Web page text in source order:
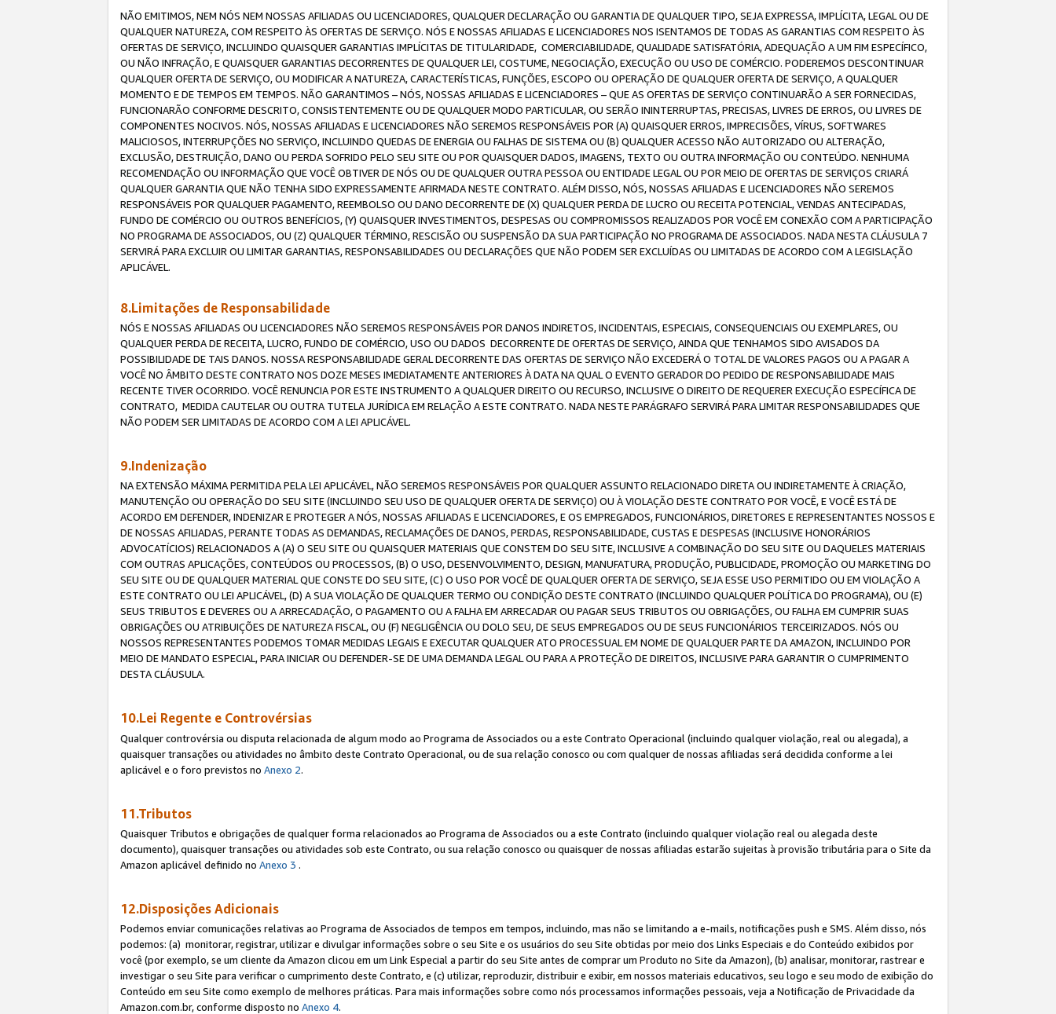
NÃO EMITIMOS, NEM NÓS NEM NOSSAS AFILIADAS OU LICENCIADORES, QUALQUER DECLARAÇÃO OU GARANTIA DE QUALQUER TIPO, SEJA EXPRESSA, IMPLÍCITA, LEGAL OU DE
QUALQUER NATUREZA, COM RESPEITO ÀS OFERTAS DE SERVIÇO. NÓS E NOSSAS AFILIADAS E LICENCIADORES NOS ISENTAMOS DE TODAS AS GARANTIAS COM RESPEITO ÀS
OFERTAS DE SERVIÇO, INCLUINDO QUAISQUER GARANTIAS IMPLÍCITAS DE TITULARIDADE, COMERCIABILIDADE, QUALIDADE SATISFATÓRIA, ADEQUAÇÃO A UM FIM ESPECÍFICO,
OU NÃO INFRAÇÃO, E QUAISQUER GARANTIAS DECORRENTES DE QUALQUER LEI, COSTUME, NEGOCIAÇÃO, EXECUÇÃO OU USO DE COMÉRCIO. PODEREMOS DESCONTINUAR
QUALQUER OFERTA DE SERVIÇO, OU MODIFICAR A NATUREZA, CARACTERÍSTICAS, FUNÇÕES, ESCOPO OU OPERAÇÃO DE QUALQUER OFERTA DE SERVIÇO, A QUALQUER
MOMENTO E DE TEMPOS EM TEMPOS. NÃO GARANTIMOS – NÓS, NOSSAS AFILIADAS E LICENCIADORES – QUE AS OFERTAS DE SERVIÇO CONTINUARÃO A SER FORNECIDAS,
FUNCIONARÃO CONFORME DESCRITO, CONSISTENTEMENTE OU DE QUALQUER MODO PARTICULAR, OU SERÃO ININTERRUPTAS, PRECISAS, LIVRES DE ERROS, OU LIVRES DE
COMPONENTES NOCIVOS. NÓS, NOSSAS AFILIADAS E LICENCIADORES NÃO SEREMOS RESPONSÁVEIS POR (A) QUAISQUER ERROS, IMPRECISÕES, VÍRUS, SOFTWARES
MALICIOSOS, INTERRUPÇÕES NO SERVIÇO, INCLUINDO QUEDAS DE ENERGIA OU FALHAS DE SISTEMA OU (B) QUALQUER ACESSO NÃO AUTORIZADO OU ALTERAÇÃO,
EXCLUSÃO, DESTRUIÇÃO, DANO OU PERDA SOFRIDO PELO SEU SITE OU POR QUAISQUER DADOS, IMAGENS, TEXTO OU OUTRA INFORMAÇÃO OU CONTEÚDO. NENHUMA
RECOMENDAÇÃO OU INFORMAÇÃO QUE VOCÊ OBTIVER DE NÓS OU DE QUALQUER OUTRA PESSOA OU ENTIDADE LEGAL OU POR MEIO DE OFERTAS DE SERVIÇOS CRIARÁ
QUALQUER GARANTIA QUE NÃO TENHA SIDO EXPRESSAMENTE AFIRMADA NESTE CONTRATO. ALÉM DISSO, NÓS, NOSSAS AFILIADAS E LICENCIADORES NÃO SEREMOS
RESPONSÁVEIS POR QUALQUER PAGAMENTO, REEMBOLSO OU DANO DECORRENTE DE (X) QUALQUER PERDA DE LUCRO OU RECEITA POTENCIAL, VENDAS ANTECIPADAS,
FUNDO DE COMÉRCIO OU OUTROS BENEFÍCIOS, (Y) QUAISQUER INVESTIMENTOS, DESPESAS OU COMPROMISSOS REALIZADOS POR VOCÊ EM CONEXÃO COM A PARTICIPAÇÃO
NO PROGRAMA DE ASSOCIADOS, OU (Z) QUALQUER TÉRMINO, RESCISÃO OU SUSPENSÃO DA SUA PARTICIPAÇÃO NO PROGRAMA DE ASSOCIADOS. NADA NESTA CLÁUSULA 7
SERVIRÁ PARA EXCLUIR OU LIMITAR GARANTIAS, RESPONSABILIDADES OU DECLARAÇÕES QUE NÃO PODEM SER EXCLUÍDAS OU LIMITADAS DE ACORDO COM A LEGISLAÇÃO
APLICÁVEL.
8.Limitações de Responsabilidade
NÓS E NOSSAS AFILIADAS OU LICENCIADORES NÃO SEREMOS RESPONSÁVEIS POR DANOS INDIRETOS, INCIDENTAIS, ESPECIAIS, CONSEQUENCIAIS OU EXEMPLARES, OU
QUALQUER PERDA DE RECEITA, LUCRO, FUNDO DE COMÉRCIO, USO OU DADOS DECORRENTE DE OFERTAS DE SERVIÇO, AINDA QUE TENHAMOS SIDO AVISADOS DA
POSSIBILIDADE DE TAIS DANOS. NOSSA RESPONSABILIDADE GERAL DECORRENTE DAS OFERTAS DE SERVIÇO NÃO EXCEDERÁ O TOTAL DE VALORES PAGOS OU A PAGAR A
VOCÊ NO ÂMBITO DESTE CONTRATO NOS DOZE MESES IMEDIATAMENTE ANTERIORES À DATA NA QUAL O EVENTO GERADOR DO PEDIDO DE RESPONSABILIDADE MAIS
RECENTE TIVER OCORRIDO. VOCÊ RENUNCIA POR ESTE INSTRUMENTO A QUALQUER DIREITO OU RECURSO, INCLUSIVE O DIREITO DE REQUERER EXECUÇÃO ESPECÍFICA DE
CONTRATO, MEDIDA CAUTELAR OU OUTRA TUTELA JURÍDICA EM RELAÇÃO A ESTE CONTRATO. NADA NESTE PARÁGRAFO SERVIRÁ PARA LIMITAR RESPONSABILIDADES QUE
NÃO PODEM SER LIMITADAS DE ACORDO COM A LEI APLICÁVEL.
9.Indenização
NA EXTENSÃO MÁXIMA PERMITIDA PELA LEI APLICÁVEL, NÃO SEREMOS RESPONSÁVEIS POR QUALQUER ASSUNTO RELACIONADO DIRETA OU INDIRETAMENTE À CRIAÇÃO,
MANUTENÇÃO OU OPERAÇÃO DO SEU SITE (INCLUINDO SEU USO DE QUALQUER OFERTA DE SERVIÇO) OU À VIOLAÇÃO DESTE CONTRATO POR VOCÊ, E VOCÊ ESTÁ DE
ACORDO EM DEFENDER, INDENIZAR E PROTEGER A NÓS, NOSSAS AFILIADAS E LICENCIADORES, E OS EMPREGADOS, FUNCIONÁRIOS, DIRETORES E REPRESENTANTES NOSSOS E
DE NOSSAS AFILIADAS, PERANTE TODAS AS DEMANDAS, RECLAMAÇÕES DE DANOS, PERDAS, RESPONSABILIDADE, CUSTAS E DESPESAS (INCLUSIVE HONORÁRIOS
ADVOCATÍCIOS) RELACIONADOS A (A) O SEU SITE OU QUAISQUER MATERIAIS QUE CONSTEM DO SEU SITE, INCLUSIVE A COMBINAÇÃO DO SEU SITE OU DAQUELES MATERIAIS
COM OUTRAS APLICAÇÕES, CONTEÚDOS OU PROCESSOS, (B) O USO, DESENVOLVIMENTO, DESIGN, MANUFATURA, PRODUÇÃO, PUBLICIDADE, PROMOÇÃO OU MARKETING DO
SEU SITE OU DE QUALQUER MATERIAL QUE CONSTE DO SEU SITE, (C) O USO POR VOCÊ DE QUALQUER OFERTA DE SERVIÇO, SEJA ESSE USO PERMITIDO OU EM VIOLAÇÃO A
ESTE CONTRATO OU LEI APLICÁVEL, (D) A SUA VIOLAÇÃO DE QUALQUER TERMO OU CONDIÇÃO DESTE CONTRATO (INCLUINDO QUALQUER POLÍTICA DO PROGRAMA), OU (E)
SEUS TRIBUTOS E DEVERES OU A ARRECADAÇÃO, O PAGAMENTO OU A FALHA EM ARRECADAR OU PAGAR SEUS TRIBUTOS OU OBRIGAÇÕES, OU FALHA EM CUMPRIR SUAS
OBRIGAÇÕES OU ATRIBUIÇÕES DE NATUREZA FISCAL, OU (F) NEGLIGÊNCIA OU DOLO SEU, DE SEUS EMPREGADOS OU DE SEUS FUNCIONÁRIOS TERCEIRIZADOS. NÓS OU
NOSSOS REPRESENTANTES PODEMOS TOMAR MEDIDAS LEGAIS E EXECUTAR QUALQUER ATO PROCESSUAL EM NOME DE QUALQUER PARTE DA AMAZON, INCLUINDO POR
MEIO DE MANDATO ESPECIAL, PARA INICIAR OU DEFENDER-SE DE UMA DEMANDA LEGAL OU PARA A PROTEÇÃO DE DIREITOS, INCLUSIVE PARA GARANTIR O CUMPRIMENTO
DESTA CLÁUSULA.
10.Lei Regente e Controvérsias
Qualquer controvérsia ou disputa relacionada de algum modo ao Programa de Associados ou a este Contrato Operacional (incluindo qualquer violação, real ou alegada), a
quaisquer transações ou atividades no âmbito deste Contrato Operacional, ou de sua relação conosco ou com qualquer de nossas afiliadas será decidida conforme a lei
aplicável e o foro previstos no Anexo 2.
11.Tributos
Quaisquer Tributos e obrigações de qualquer forma relacionados ao Programa de Associados ou a este Contrato (incluindo qualquer violação real ou alegada deste
documento), quaisquer transações ou atividades sob este Contrato, ou sua relação conosco ou quaisquer de nossas afiliadas estarão sujeitas à provisão tributária para o Site da
Amazon aplicável definido no Anexo 3 .
12.Disposições Adicionais
Podemos enviar comunicações relativas ao Programa de Associados de tempos em tempos, incluindo, mas não se limitando a e-mails, notificações push e SMS. Além disso, nós
podemos: (a) monitorar, registrar, utilizar e divulgar informações sobre o seu Site e os usuários do seu Site obtidas por meio dos Links Especiais e do Conteúdo exibidos por
você (por exemplo, se um cliente da Amazon clicou em um Link Especial a partir do seu Site antes de comprar um Produto no Site da Amazon), (b) analisar, monitorar, rastrear e
investigar o seu Site para verificar o cumprimento deste Contrato, e (c) utilizar, reproduzir, distribuir e exibir, em nossos materiais educativos, seu logo e seu modo de exibição do
Conteúdo em seu Site como exemplo de melhores práticas. Para mais informações sobre como nós processamos informações pessoais, veja a Notificação de Privacidade da
Amazon.com.br, conforme disposto no Anexo 4.